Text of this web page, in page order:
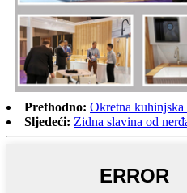
Prethodno: Okretna kuhinjska
Sljedeći: Zidna slavina od